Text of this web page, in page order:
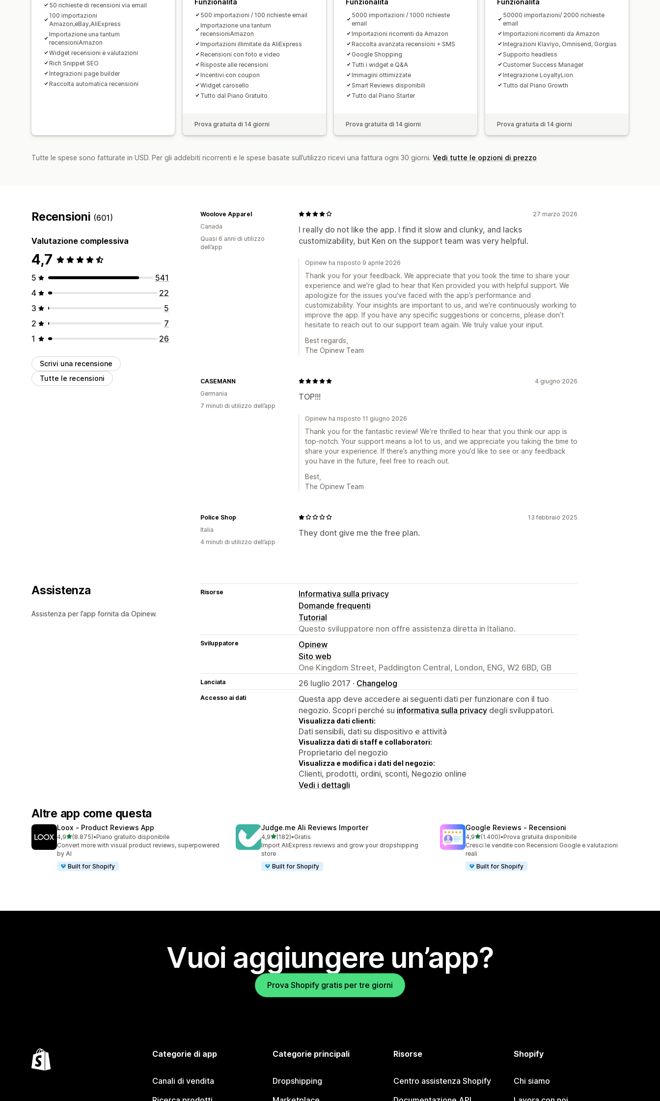
50 richieste di recensioni via email
100 importazioni
Amazon,eBay,AliExpress
Importazione una tantum
recensioniAmazon
Widget recensioni e valutazioni
Rich Snippet SEO
Integrazioni page builder
Raccolta automatica recensioni
500 importazioni / 100 richieste email
Importazione una tantum
recensioniAmazon
Importazioni illimitate da AliExpress
Recensioni con foto e video
Risposte alle recensioni
Incentivi con coupon
Widget carosello
Tutto dal Piano Gratuito
Prova gratuita di 14 giorni
5000 importazioni / 1000 richieste
email
Importazioni ricorrenti da Amazon
Raccolta avanzata recensioni + SMS
Google Shopping
Tutti i widget e Q&A
Immagini ottimizzate
Smart Reviews disponibili
Tutto dal Piano Starter
Prova gratuita di 14 giorni
50000 importazioni/ 2000 richieste
email
Importazioni ricorrenti da Amazon
Integrazioni Klaviyo, Omnisend, Gorgias
Supporto headless
Customer Success Manager
Integrazione LoyaltyLion
Tutto dal Piano Growth
Prova gratuita di 14 giorni
Tutte le spese sono fatturate in USD. Per gli addebiti ricorrenti e le spese basate sull’utilizzo ricevi una fattura ogni 30 giorni. Vedi tutte le opzioni di prezzo
Recensioni (601)
Valutazione complessiva
4,7
5
541
4
22
3
5
2
7
1
26
Scrivi una recensione
Tutte le recensioni
27 marzo 2026
I really do not like the app. I find it slow and clunky, and lacks
customizability, but Ken on the support team was very helpful.
Woolove Apparel
Canada
Quasi 6 anni di utilizzo
dell’app
Opinew ha risposto 9 aprile 2026
Thank you for your feedback. We appreciate that you took the time to share your
experience and we're glad to hear that Ken provided you with helpful support. We
apologize for the issues you've faced with the app’s performance and
customizability. Your insights are important to us, and we’re continuously working to
improve the app. If you have any specific suggestions or concerns, please don’t
hesitate to reach out to our support team again. We truly value your input.
Best regards,
The Opinew Team
4 giugno 2026
TOP!!!
CASEMANN
Germania
7 minuti di utilizzo dell’app
Opinew ha risposto 11 giugno 2026
Thank you for the fantastic review! We’re thrilled to hear that you think our app is
top-notch. Your support means a lot to us, and we appreciate you taking the time to
share your experience. If there’s anything more you’d like to see or any feedback
you have in the future, feel free to reach out.
Best,
The Opinew Team
13 febbraio 2025
They dont give me the free plan.
Police Shop
Italia
4 minuti di utilizzo dell’app
Assistenza
Assistenza per l’app fornita da Opinew.
Risorse
Informativa sulla privacy
Domande frequenti
Tutorial
Questo sviluppatore non offre assistenza diretta in Italiano.
Sviluppatore
Opinew
Sito web
One Kingdom Street, Paddington Central, London, ENG, W2 6BD, GB
Lanciata 26 luglio 2017 · Changelog
Accesso ai dati
Questa app deve accedere ai seguenti dati per funzionare con il tuo
negozio. Scopri perché su informativa sulla privacy degli sviluppatori.
Visualizza dati clienti:
Dati sensibili, dati su dispositivo e attività
Visualizza dati di staff e collaboratori:
Proprietario del negozio
Visualizza e modifica i dati del negozio:
Clienti, prodotti, ordini, sconti, Negozio online
Vedi i dettagli
Altre app come questa
Loox ‑ Product Reviews App
4,9stelle su 5
(8.875)
8875 recensioni totali
•Piano gratuito disponibile
Convert more with visual product reviews, superpowered
by AI
Built for Shopify
Judge.me Ali Reviews Importer
4,9stelle su 5
(182)
182 recensioni totali
•Gratis
Import AliExpress reviews and grow your dropshipping
store
Built for Shopify
Google Reviews ‑ Recensioni
4,9stelle su 5
(1.400)
1400 recensioni totali
•Prova gratuita disponibile
Cresci le vendite con Recensioni Google e valutazioni
reali
Built for Shopify
Vuoi aggiungere un’app?
Prova Shopify gratis per tre giorni
Categorie di app
Canali di vendita
Categorie principali
Dropshipping
Risorse
Centro assistenza Shopify
Shopify
Chi siamo